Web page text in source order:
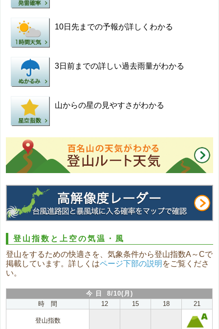
10日先までの予報が詳しくわかる
3日前までの詳しい過去雨量がわかる
山からの星の見やすさがわかる
登山指数と上空の気温・風
登山をするための快適さを、気象条件から登山指数A～Cで
掲載しています。詳しくはページ下部の説明 をご覧くださ
い。
今 日 8/10(月)
時 間
12 15 18 21
登山指数